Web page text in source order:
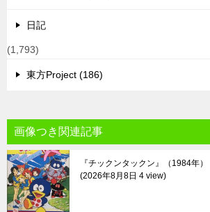
日記
(1,793)
東方Project (186)
画像つき関連記事
『チックンタックン』（1984年）
2026年8月8日 4 view